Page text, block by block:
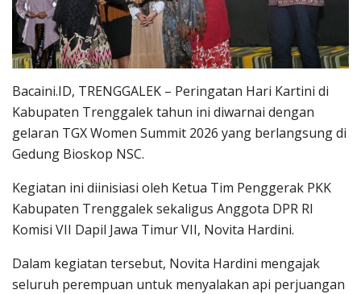
Bacaini.ID, TRENGGALEK – Peringatan Hari Kartini di
Kabupaten Trenggalek tahun ini diwarnai dengan
gelaran TGX Women Summit 2026 yang berlangsung di
Gedung Bioskop NSC.
Kegiatan ini diinisiasi oleh Ketua Tim Penggerak PKK
Kabupaten Trenggalek sekaligus Anggota DPR RI
Komisi VII Dapil Jawa Timur VII, Novita Hardini.
Dalam kegiatan tersebut, Novita Hardini mengajak
seluruh perempuan untuk menyalakan api perjuangan